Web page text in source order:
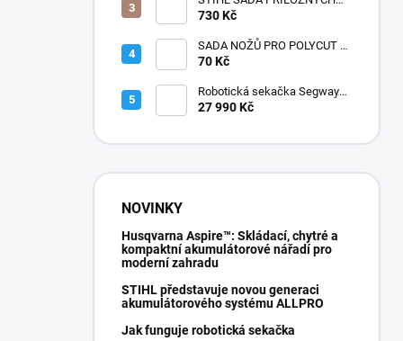
POLŠTÁŘKŮ
730 Kč
SADA NOŽŮ PRO POLYCUT 2-
2
70 Kč
Robotická sekačka Segway
Navimow i210E AWD
27 990 Kč
NOVINKY
Husqvarna Aspire™: Skládací, chytré a
kompaktní akumulátorové nářadí pro
moderní zahradu
STIHL představuje novou generaci
akumulátorového systému ALLPRO
Jak funguje robotická sekačka